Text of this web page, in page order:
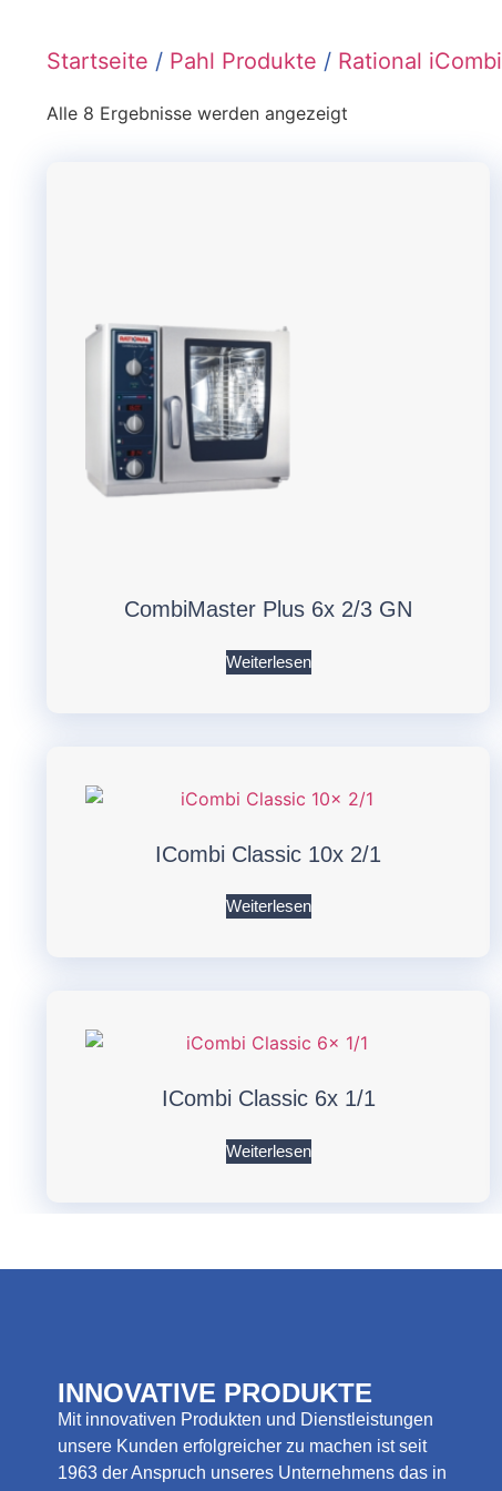
Startseite / Pahl Produkte / Rational iCombi
Alle 8 Ergebnisse werden angezeigt
CombiMaster Plus 6x 2/3 GN
Weiterlesen
ICombi Classic 10x 2/1
Weiterlesen
ICombi Classic 6x 1/1
Weiterlesen
INNOVATIVE PRODUKTE
Mit innovativen Produkten und Dienstleistungen
unsere Kunden erfolgreicher zu machen ist seit
1963 der Anspruch unseres Unternehmens das in